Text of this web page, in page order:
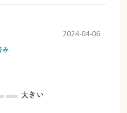
み
2024-04-06
大きい